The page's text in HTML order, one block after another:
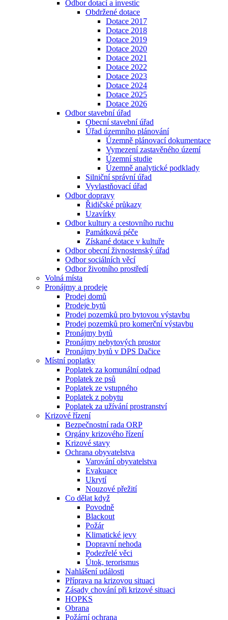
Odbor dotací a investic
Obdržené dotace
Dotace 2017
Dotace 2018
Dotace 2019
Dotace 2020
Dotace 2021
Dotace 2022
Dotace 2023
Dotace 2024
Dotace 2025
Dotace 2026
Odbor stavební úřad
Obecní stavební úřad
Úřad územního plánování
Územně plánovací dokumentace
Vymezení zastavěného území
Územní studie
Územně analytické podklady
Silniční správní úřad
Vyvlastňovací úřad
Odbor dopravy
Řidičské průkazy
Uzavírky
Odbor kultury a cestovního ruchu
Památková péče
Získané dotace v kultuře
Odbor obecní živnostenský úřad
Odbor sociálních věcí
Odbor životního prostředí
Volná místa
Pronájmy a prodeje
Prodej domů
Prodeje bytů
Prodej pozemků pro bytovou výstavbu
Prodej pozemků pro komerční výstavbu
Pronájmy bytů
Pronájmy nebytových prostor
Pronájmy bytů v DPS Dačice
Místní poplatky
Poplatek za komunální odpad
Poplatek ze psů
Poplatek ze vstupného
Poplatek z pobytu
Poplatek za užívání prostranství
Krizové řízení
Bezpečnostní rada ORP
Orgány krizového řízení
Krizové stavy
Ochrana obyvatelstva
Varování obyvatelstva
Evakuace
Ukrytí
Nouzové přežití
Co dělat když
Povodně
Blackout
Požár
Klimatické jevy
Dopravní nehoda
Podezřelé věci
Útok, terorismus
Nahlášení události
Příprava na krizovou situaci
Zásady chování při krizové situaci
HOPKS
Obrana
Požární ochrana